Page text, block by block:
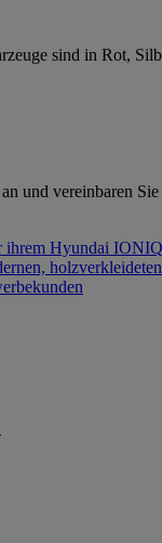
und vereinbaren Sie